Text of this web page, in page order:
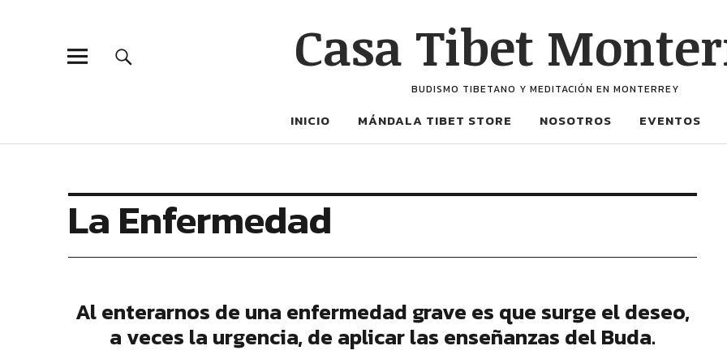
Casa Tibet
BUDISMO TIBETANO Y MEDITACIÓN EN MONTERREY
INICIO MÁNDALA TIBET STORE NOSOTROS EVENTOS
La Enfermedad
Al enterarnos de una enfermedad grave es que surge el deseo,
a veces la urgencia, de aplicar las enseñanzas del Buda.